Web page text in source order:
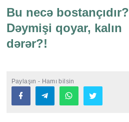
Bu necə bostançıdır?
Dəymişi qoyar, kalın
dərər?!
Paylaşın - Hamı bilsin